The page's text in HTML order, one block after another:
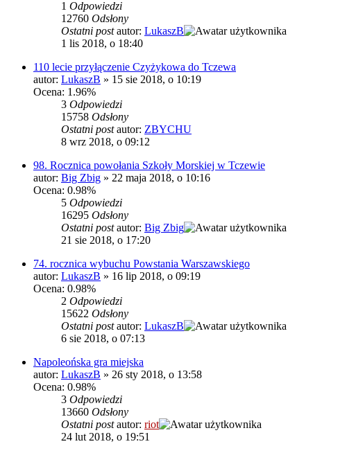
1 Odpowiedzi
12760 Odsłony
Ostatni postautor: LukaszB
1 lis 2018, o 18:40
110 lecie przyłączenie Czyżykowa do Tczewa
autor: LukaszB » 15 sie 2018, o 10:19
Ocena: 1.96%
3 Odpowiedzi
15758 Odsłony
Ostatni postautor: ZBYCHU
8 wrz 2018, o 09:12
98. Rocznica powołania Szkoły Morskiej w Tczewie
autor: Big Zbig » 22 maja 2018, o 10:16
Ocena: 0.98%
5 Odpowiedzi
16295 Odsłony
Ostatni postautor: Big Zbig
21 sie 2018, o 17:20
74. rocznica wybuchu Powstania Warszawskiego
autor: LukaszB » 16 lip 2018, o 09:19
Ocena: 0.98%
2 Odpowiedzi
15622 Odsłony
Ostatni postautor: LukaszB
6 sie 2018, o 07:13
Napoleońska gra miejska
autor: LukaszB » 26 sty 2018, o 13:58
Ocena: 0.98%
3 Odpowiedzi
13660 Odsłony
Ostatni postautor: riot
24 lut 2018, o 19:51